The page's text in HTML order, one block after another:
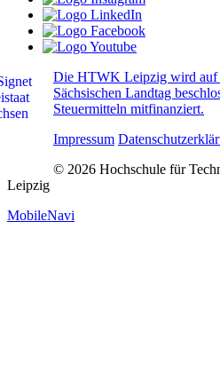
Die HTWK Leipzig wird auf
Sächsischen Landtag
Steuermitteln mitfinanziert.
Impressum
© 2026 Hochschule für
Leipzig
MobileNavi